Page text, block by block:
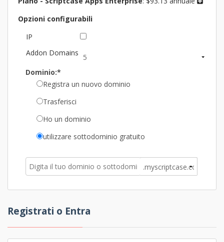
Opzioni configurabili
IP
Addon Domains
Dominio:*
Registra un nuovo dominio
Trasferisci
Ho un dominio
utilizzare sottodominio gratuito
Registrati o Entra